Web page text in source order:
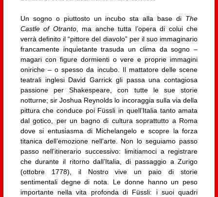
Un sogno o piuttosto un incubo sta alla base di The
Castle of Otranto, ma anche tutta l’opera di colui che
verrà definito il “pittore del diavolo” per il suo immaginario
francamente inquietante trasuda un clima da sogno –
magari con figure dormienti o vere e proprie immagini
oniriche – o spesso da incubo. Il mattatore delle scene
teatrali inglesi David Garrick gli passa una contagiosa
passione per Shakespeare, con tutte le sue storie
notturne; sir Joshua Reynolds lo incoraggia sulla via della
pittura che conduce poi Füssli in quell’Italia tanto amata
dal gotico, per un bagno di cultura soprattutto a Roma
dove si entusiasma di Michelangelo e scopre la forza
titanica dell’emozione nell’arte. Non lo seguiamo passo
passo nell’itinerario successivo: limitiamoci a registrare
che durante il ritorno dall’Italia, di passaggio a Zurigo
(ottobre 1778), il Nostro vive un paio di storie
sentimentali degne di nota. Le donne hanno un peso
importante nella vita profonda di Füssli: i suoi quadri